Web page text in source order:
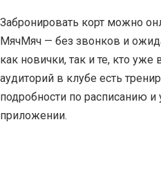
Забронировать корт можно
МячМяч — без звонков и
как новички, так и те, кто уже
аудиторий в клубе есть
подробности по расписанию
приложении.